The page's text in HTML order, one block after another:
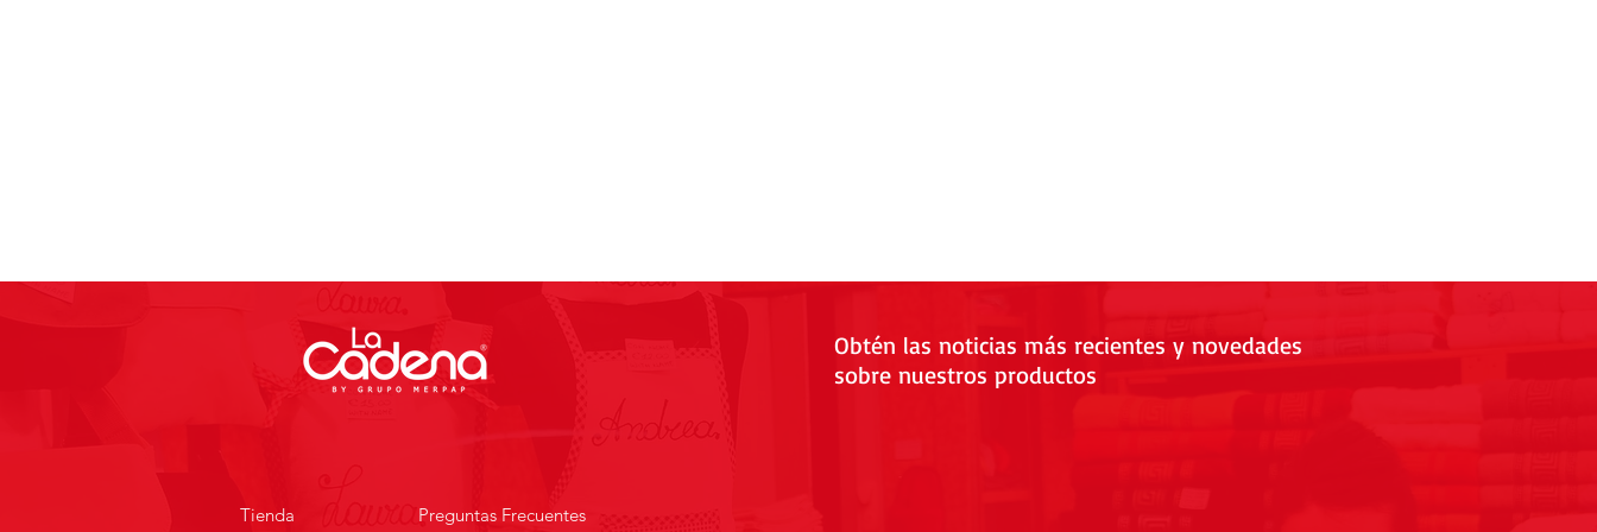
Tienda Preguntas Frecuentes
Obtén las noticias más recientes y novedades
sobre nuestros productos